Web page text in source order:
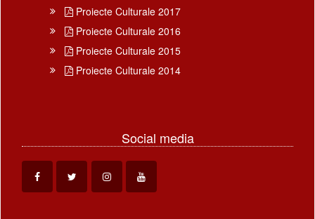
Proiecte Culturale 2017
Proiecte Culturale 2016
Proiecte Culturale 2015
Proiecte Culturale 2014
Social media